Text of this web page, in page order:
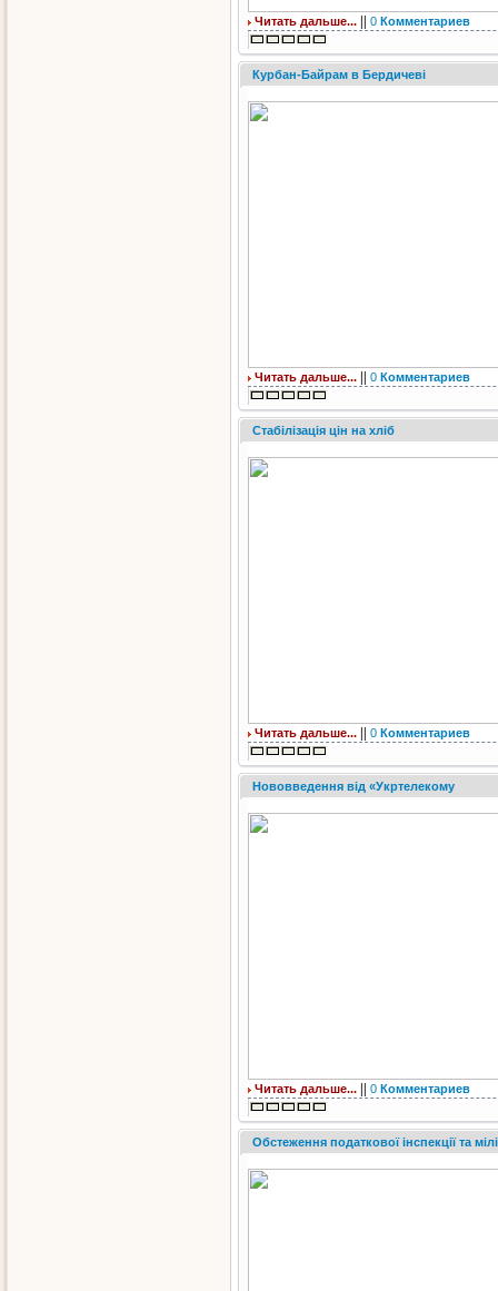
Читать дальше... 0 Комментариев
Курбан-Байрам в Бердичеві
Читать дальше... 0 Комментариев
Стабілізація цін на хліб
Читать дальше... 0 Комментариев
Нововведення від «Укртелекому
Читать дальше... 0 Комментариев
Обстеження податкової інспекції та